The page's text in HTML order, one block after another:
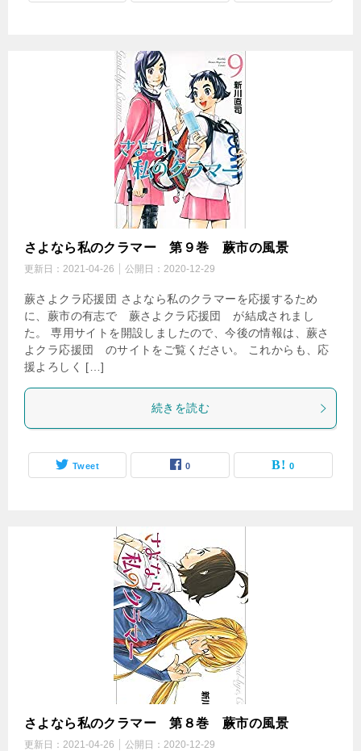
さよなら私のクラマー 第９巻 蕨市の風景
更新日： 2021-04-26 公開日： 2020-12-29
蕨さよクラ応援団 さよなら私のクラマーを応援するため
に、蕨市の有志で 蕨さよクラ応援団 が結成されまし
た。 専用サイトを開設しましたので、今後の情報は、蕨さ
よクラ応援団 のサイトをご覧ください。 これからも、応
援よろしく […]
続きを読む
Tweet 0 0
さよなら私のクラマー 第８巻 蕨市の風景
更新日： 2021-04-26 公開日： 2020-12-29